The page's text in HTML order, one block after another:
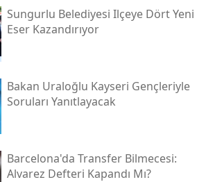
Sungurlu Belediyesi Ilçeye Dört Yeni
Eser Kazandırıyor
Bakan Uraloğlu Kayseri Gençleriyle
Soruları Yanıtlayacak
Barcelona'da Transfer Bilmecesi:
Alvarez Defteri Kapandı Mı?